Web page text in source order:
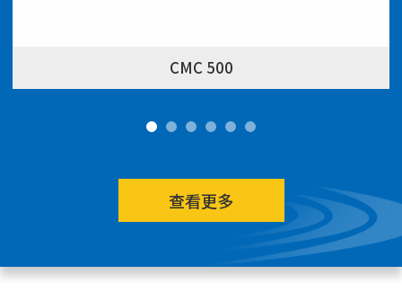
CMC 500
查看更多